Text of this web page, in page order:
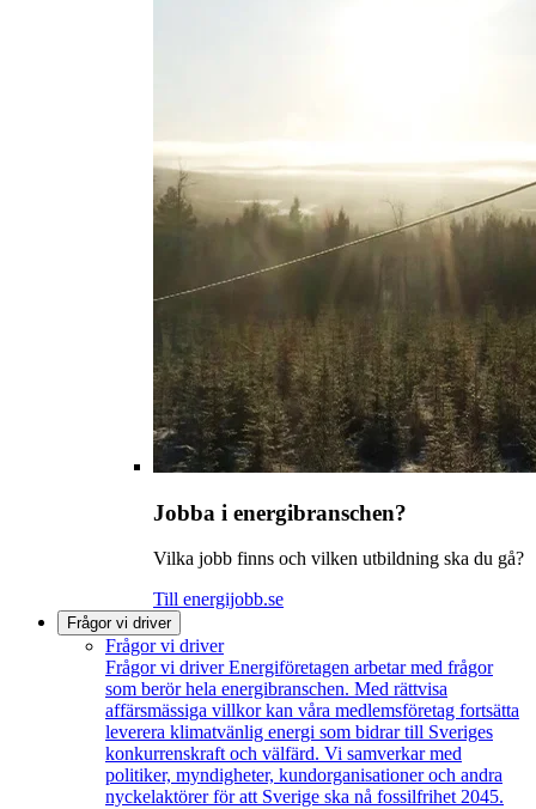
Jobba i energibranschen?
Vilka jobb finns och vilken utbildning ska du gå?
Till energijobb.se
Frågor vi driver
Frågor vi driver
Frågor vi driver Energiföretagen arbetar med frågor
som berör hela energibranschen. Med rättvisa
affärsmässiga villkor kan våra medlemsföretag fortsätta
leverera klimatvänlig energi som bidrar till Sveriges
konkurrenskraft och välfärd. Vi samverkar med
politiker, myndigheter, kundorganisationer och andra
nyckelaktörer för att Sverige ska nå fossilfrihet 2045.